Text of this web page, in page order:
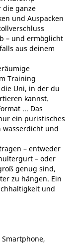
die ganze
und Auspacken
– und ermöglicht
aus deinem
Training
Uni, in der du
kannst.
... Das
ein puristisches
wasserdicht und
– entweder
– oder
genug sind,
zu hängen. Ein
und